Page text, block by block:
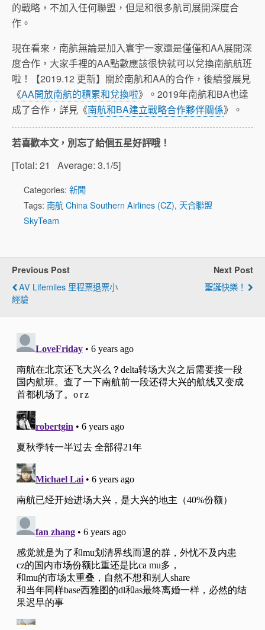
的戰略，不加入任何聯盟，但是和很多航司展開深度合
作。
現在看來，南航無論是加入寰宇一家還是僅僅和AA展開深
度合作，大家手裡的AA點數應該很快就可以兌換南航航班
啦！【2019.12 更新】關於南航和AA的合作，後續發展見
《AA開放南航的積累和兌換啦》。2019年南航和BA也達
成了合作，詳見《南航和BA建立戰略合作夥伴關係》。
若喜歡本文，別忘了給個五星好評哦！
[Total: 21 Average: 3.1/5]
Categories: 新聞
Tags: 南航 China Southern Airlines (CZ), 天合聯盟
SkyTeam
Previous Post
AV Lifemiles 里程票退票小
經驗
Next Post
聖誕快樂！